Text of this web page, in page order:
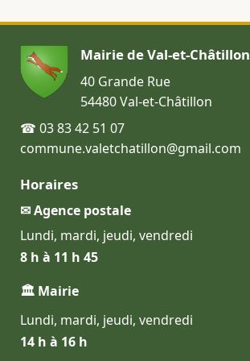
Mairie de Val-et-Châtillon
40 Grande Rue
54480 Val-et-Châtillon
☎ 03 83 42 51 07
commune.valetchatillon@gmail.com
Horaires
✉ Agence postale
Lundi, mardi, jeudi, vendredi
8 h à 11 h 45
🏛 Mairie
Lundi, mardi, jeudi, vendredi
14 h à 16 h